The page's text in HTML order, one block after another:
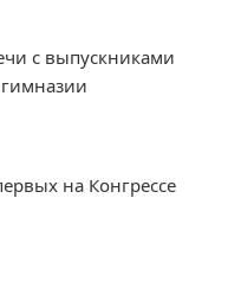
с выпускниками
на Конгрессе